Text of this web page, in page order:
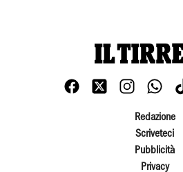
Redazione
Scriveteci
Pubblicità
Privacy